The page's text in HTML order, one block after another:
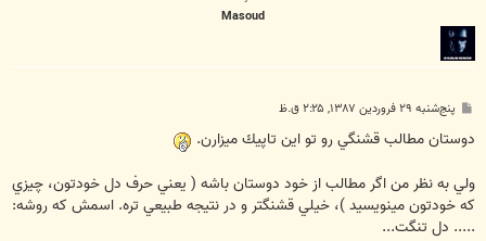
Masoud
پ
ت
پنج‌شنبه ۲۹ فروردین ۱۳۸۷, ۲:۲۵ ق.ظ
دوستان مطالب قشنگي رو تو اين تاپيك ميزارن.
ولي به نظر من اگر مطالب از خود دوستان باشه ( يعني حرف دل خودتون، چيزي
كه خودتون مينويسيد )، خيلي قشنگتر و در نتيجه طبيعي تره. اسمش كه روشه:
..... دل تنگت...